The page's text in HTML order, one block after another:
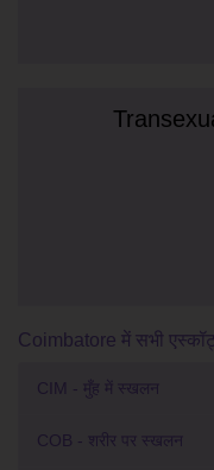
Coimbatore में सभी
CIM - मुँह में स्खलन
COB - शरीर पर स्खलन